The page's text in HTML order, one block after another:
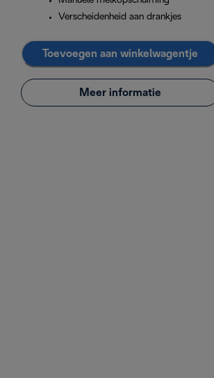
Verscheidenheid aan drankjes
Toevoegen aan winkelwagentje
Meer informatie